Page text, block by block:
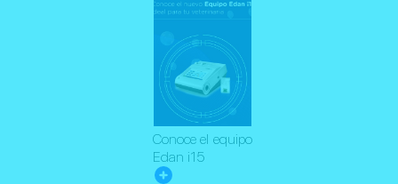
Conoce el equipo
Edan i15